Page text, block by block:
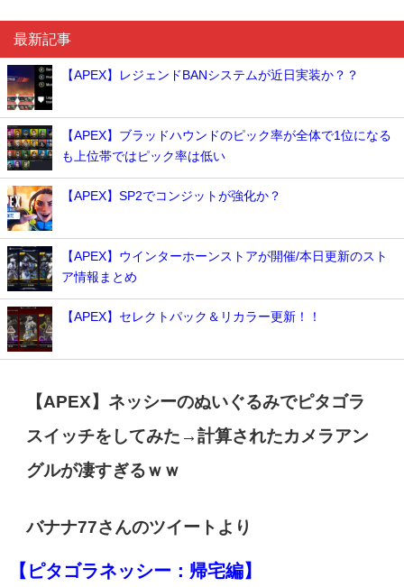
最新記事
【APEX】レジェンドBANシステムが近日実装か？？
【APEX】ブラッドハウンドのピック率が全体で1位になる
も上位帯ではピック率は低い
【APEX】SP2でコンジットが強化か？
【APEX】ウインターホーンストアが開催/本日更新のスト
ア情報まとめ
【APEX】セレクトパック＆リカラー更新！！
【APEX】ネッシーのぬいぐるみでピタゴラ
スイッチをしてみた→計算されたカメラアン
グルが凄すぎるｗｗ
バナナ77さんのツイートより
【ピタゴラネッシー：帰宅編】